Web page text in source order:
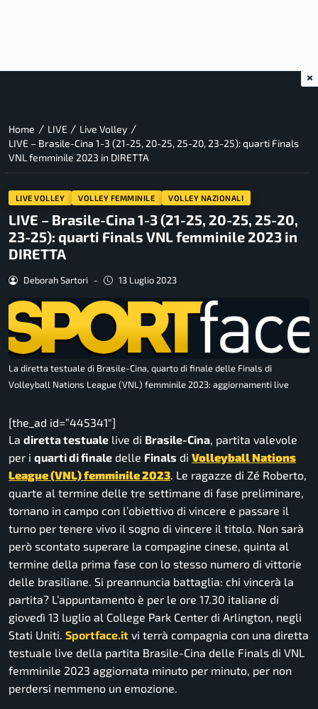
Home / LIVE / Live Volley /
LIVE – Brasile-Cina 1-3 (21-25, 20-25, 25-20, 23-25): quarti Finals
VNL femminile 2023 in DIRETTA
LIVE VOLLEY VOLLEY FEMMINILE VOLLEY NAZIONALI
LIVE – Brasile-Cina 1-3 (21-25, 20-25, 25-20,
23-25): quarti Finals VNL femminile 2023 in
DIRETTA
Deborah Sartori - 13 Luglio 2023
La diretta testuale di Brasile-Cina, quarto di finale delle Finals di
Volleyball Nations League (VNL) femminile 2023: aggiornamenti live
[the_ad id=”445341″]
La diretta testuale live di Brasile-Cina , partita valevole
per i quarti di finale delle Finals di Volleyball Nations
League (VNL) femminile 2023 . Le ragazze di Zé Roberto,
quarte al termine delle tre settimane di fase preliminare,
tornano in campo con l’obiettivo di vincere e passare il
turno per tenere vivo il sogno di vincere il titolo. Non sarà
però scontato superare la compagine cinese, quinta al
termine della prima fase con lo stesso numero di vittorie
delle brasiliane. Si preannuncia battaglia: chi vincerà la
partita? L’appuntamento è per le ore 17.30 italiane di
giovedì 13 luglio al College Park Center di Arlington, negli
Stati Uniti. Sportface.it vi terrà compagnia con una diretta
testuale live della partita Brasile-Cina delle Finals di VNL
femminile 2023 aggiornata minuto per minuto, per non
perdersi nemmeno un emozione.
×